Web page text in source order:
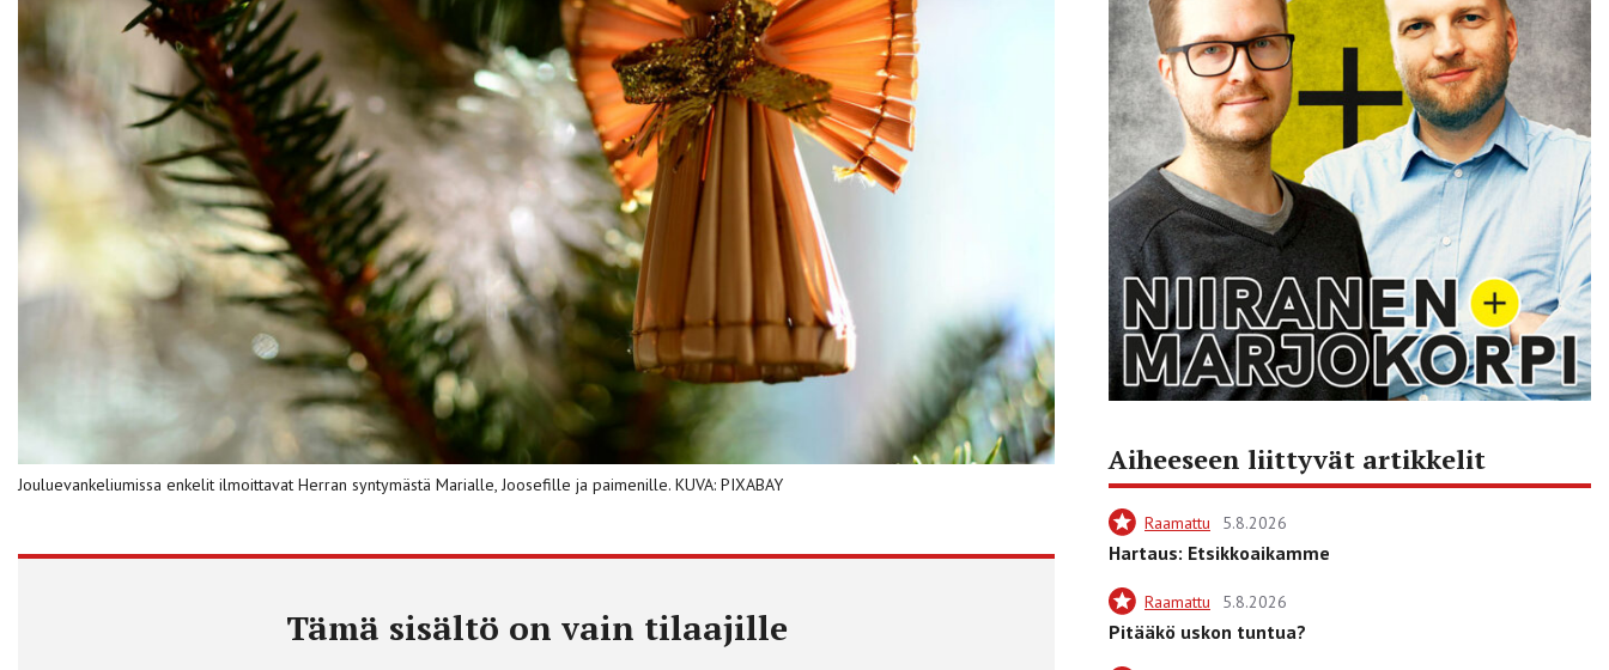
Jouluevankeliumissa enkelit ilmoittavat Herran syntymästä Marialle, Joosefille ja paimenille. KUVA: PIXABAY
Tämä sisältö on vain tilaajille
Aiheeseen liittyvät artikkelit
Raamattu 5.8.2026
Hartaus: Etsikkoaikamme
Raamattu 5.8.2026
Pitääkö uskon tuntua?